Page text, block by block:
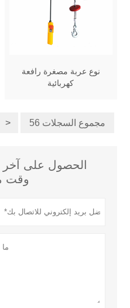
نوع عربة مصغرة رافعة
كهربائية
> 56 مجموع السجلات
الحصول على
وقت